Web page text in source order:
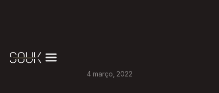
4 março 2022